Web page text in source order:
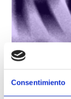
Consentimiento